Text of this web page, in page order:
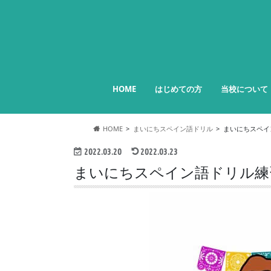
HOME はじめての方 当校について
HOME まいにちスペイン語ドリル まいにちスペ
2022.03.20 2022.03.23
まいにちスペイン語ドリル